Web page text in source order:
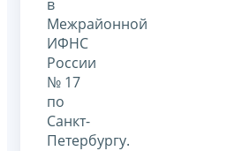
в
Межрайонной
ИФНС
России
№ 17
по
Санкт-
Петербургу.